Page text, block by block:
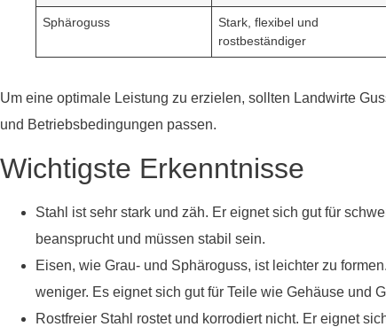
Sphäroguss
Stark, flexibel und
rostbeständiger
Um eine optimale Leistung zu erzielen, sollten Landwirte
und Betriebsbedingungen passen.
Wichtigste Erkenntnisse
Stahl ist sehr stark und zäh. Er eignet sich gut für
beansprucht und müssen stabil sein.
Eisen, wie Grau- und Sphäroguss, ist leichter zu
weniger. Es eignet sich gut für Teile wie Gehäuse und
Rostfreier Stahl rostet und korrodiert nicht. Er eignet